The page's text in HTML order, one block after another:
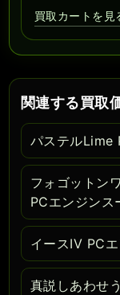
買取カートを見
関連する買取
パステルLime
フォゴットン
PCエンジンス
イースIV PC
真説しあわせ